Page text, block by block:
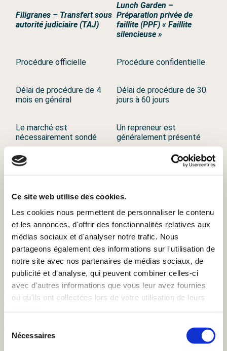
Ce site web utilise des cookies.
Les cookies nous permettent de personnaliser le contenu
et les annonces, d'offrir des fonctionnalités relatives aux
médias sociaux et d'analyser notre trafic. Nous
partageons également des informations sur l'utilisation de
notre site avec nos partenaires de médias sociaux, de
publicité et d'analyse, qui peuvent combiner celles-ci
avec d'autres informations que vous leur avez fournies
ou qu'ils ont collectées lors de votre utilisation de leurs
Nécessaires
Filigranes – Transfert sous
autorité judiciaire (TAJ)
Lunch Garden –
Préparation privée de
faillite (PPF) « Faillite
silencieuse »
Procédure officielle Procédure confidentielle
Délai de procédure de 4
mois en général
Délai de procédure de 30
jours à 60 jours
Le marché est
nécessairement sondé
Un repreneur est
généralement présenté
Un praticien de la
liquidation est désigné
Un curateur potentiel est
désigné
Prix = valeur de réalisation
forcée estimée en cas de
faillite ou liquidation
Prix = « le plus élevé
possible » pour
désintéresser les
créanciers
Après La « PRJ » (procédure De Réorganisation
Judiciaire) Et La « PPF » (préparation Privée De
Faillite), Nous Dirigeons-Nous Vers La « PCP »
12 mars 2026